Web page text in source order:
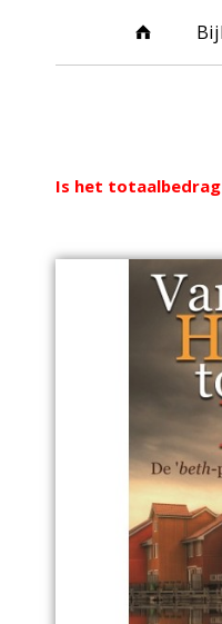
Is het totaalbedrag